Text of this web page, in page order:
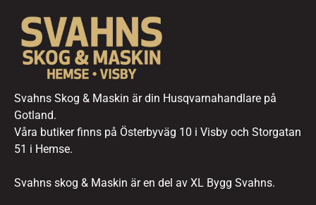
Svahns Skog & Maskin är din Husqvarnahandlare på
Gotland.
Våra butiker finns på Österbyväg 10 i Visby och Storgatan
51 i Hemse.
Svahns skog & Maskin är en del av XL Bygg Svahns.